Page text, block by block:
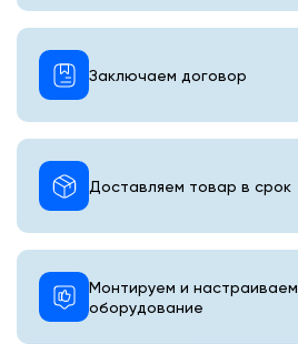
Монтируем и настраиваем
оборудование
Доставляем товар в срок
Заключаем договор